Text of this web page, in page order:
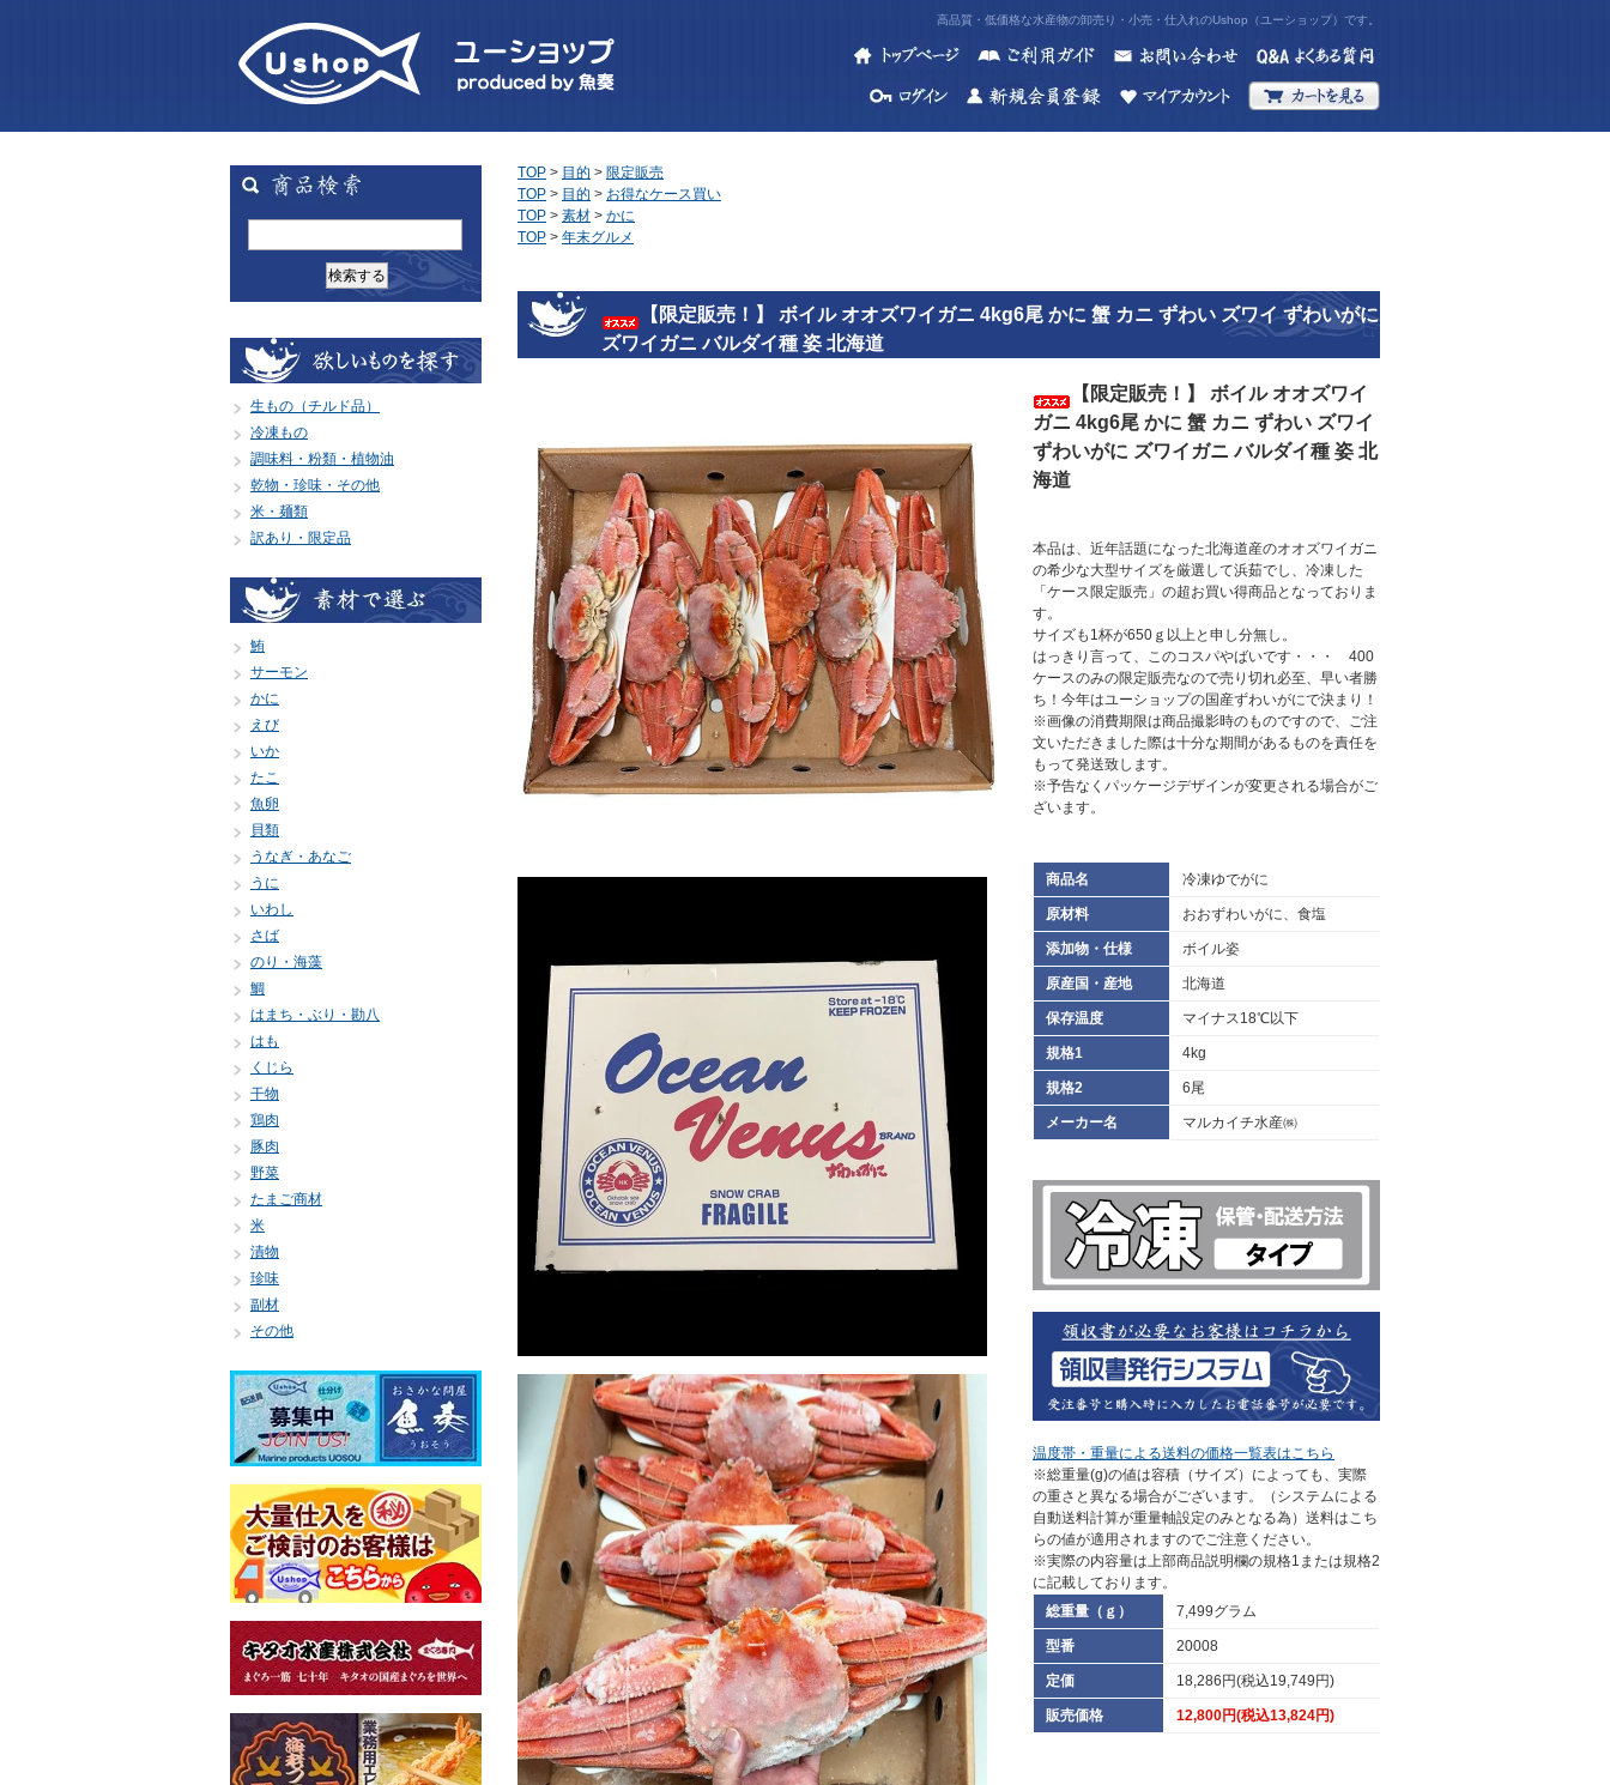
高品質・低価格な水産物の卸売り・小売・仕入れのUshop（ユーショップ）です。
生もの（チルド品）
冷凍もの
調味料・粉類・植物油
乾物・珍味・その他
米・麺類
訳あり・限定品
鮪
サーモン
かに
えび
いか
たこ
魚卵
貝類
うなぎ・あなご
うに
いわし
さば
のり・海藻
鯛
はまち・ぶり・勘八
はも
くじら
干物
鶏肉
豚肉
野菜
たまご商材
米
漬物
珍味
副材
その他
TOP > 目的 > 限定販売
TOP > 目的 > お得なケース買い
TOP > 素材 > かに
TOP > 年末グルメ
【限定販売！】 ボイル オオズワイガニ 4kg6尾 かに 蟹 カニ ずわい ズワイ ずわいがに
ズワイガニ バルダイ種 姿 北海道
【限定販売！】 ボイル オオズワイ
ガニ 4kg6尾 かに 蟹 カニ ずわい ズワイ
ずわいがに ズワイガニ バルダイ種 姿 北
海道
本品は、近年話題になった北海道産のオオズワイガニ
の希少な大型サイズを厳選して浜茹でし、冷凍した
「ケース限定販売」の超お買い得商品となっておりま
す。
サイズも1杯が650ｇ以上と申し分無し。
はっきり言って、このコスパやばいです・・・ 400
ケースのみの限定販売なので売り切れ必至、早い者勝
ち！今年はユーショップの国産ずわいがにで決まり！
※画像の消費期限は商品撮影時のものですので、ご注
文いただきました際は十分な期間があるものを責任を
もって発送致します。
※予告なくパッケージデザインが変更される場合がご
ざいます。
商品名 冷凍ゆでがに
原材料 おおずわいがに、食塩
添加物・仕様 ボイル姿
原産国・産地 北海道
保存温度 マイナス18℃以下
規格1 4kg
規格2 6尾
メーカー名 マルカイチ水産㈱
温度帯・重量による送料の価格一覧表はこちら
※総重量(g)の値は容積（サイズ）によっても、実際
の重さと異なる場合がございます。（システムによる
自動送料計算が重量軸設定のみとなる為）送料はこち
らの値が適用されますのでご注意ください。
※実際の内容量は上部商品説明欄の規格1または規格2
に記載しております。
総重量（ｇ）
7,499グラム
型番 20008
定価 18,286円(税込19,749円)
販売価格 12,800円(税込13,824円)